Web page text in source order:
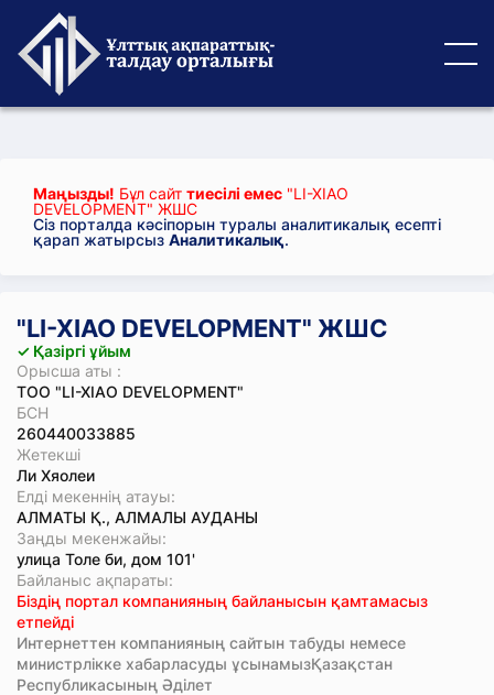
Маңызды! Бұл сайт тиесілі емес "LI-XIAO
DEVELOPMENT" ЖШС
Сіз порталда кәсіпорын туралы аналитикалық есепті
қарап жатырсыз Аналитикалық.
"LI-XIAO DEVELOPMENT" ЖШС
✓ Қазіргі ұйым
Орысша аты :
ТОО "LI-XIAO DEVELOPMENT"
БСН
260440033885
Жетекші
Ли Хяолеи
Елді мекеннің атауы:
АЛМАТЫ Қ., АЛМАЛЫ АУДАНЫ
Заңды мекенжайы:
улица Толе би, дом 101'
Байланыс ақпараты:
Біздің портал компанияның байланысын қамтамасыз
етпейді
Интернеттен компанияның сайтын табуды немесе
министрлікке хабарласуды ұсынамызҚазақстан
Республикасының Әділет